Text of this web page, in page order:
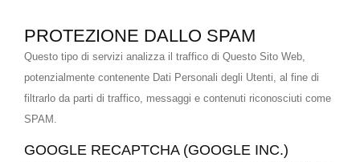
PROTEZIONE DALLO SPAM
Questo tipo di servizi analizza il traffico di Questo Sito Web,
potenzialmente contenente Dati Personali degli Utenti, al fine di
filtrarlo da parti di traffico, messaggi e contenuti riconosciuti come
SPAM.
GOOGLE RECAPTCHA (GOOGLE INC.)